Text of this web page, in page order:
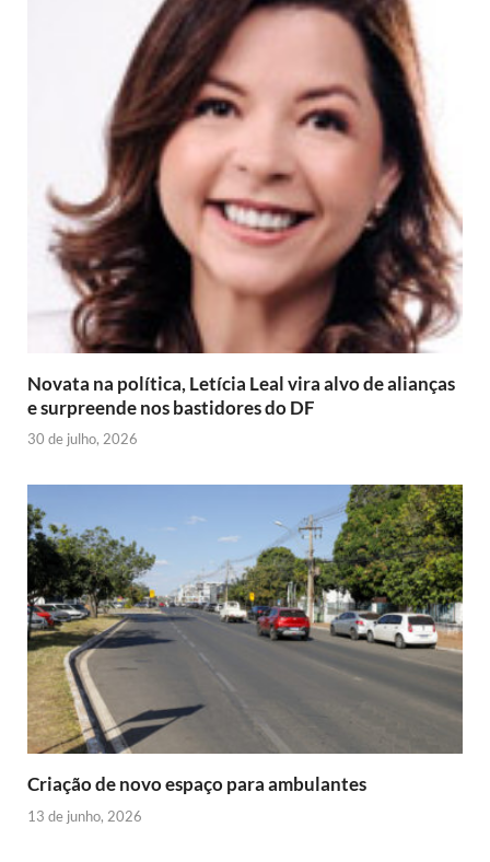
Novata na política, Letícia Leal vira alvo de alianças
e surpreende nos bastidores do DF
30 de julho, 2026
Criação de novo espaço para ambulantes
13 de junho, 2026